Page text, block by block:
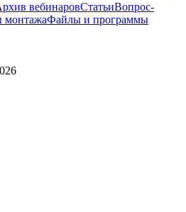
вебинаровСтатьиВопрос-
монтажаФайлы и программы